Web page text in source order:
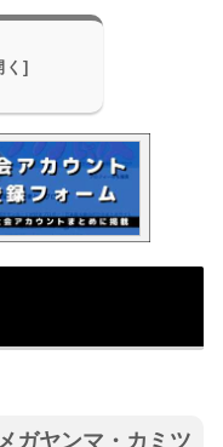
ガヤンマ・カミツ